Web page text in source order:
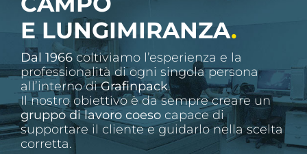
E LUNGIMIRANZA.
Dal 1966coltiviamo l’esperienza e la
professionalità di ogni singola persona
all’interno diGrafinpack.
Il nostro obiettivo è da sempre creare un
gruppo di lavoro coesocapace di
supportare il cliente e guidarlo nella scelta
corretta.